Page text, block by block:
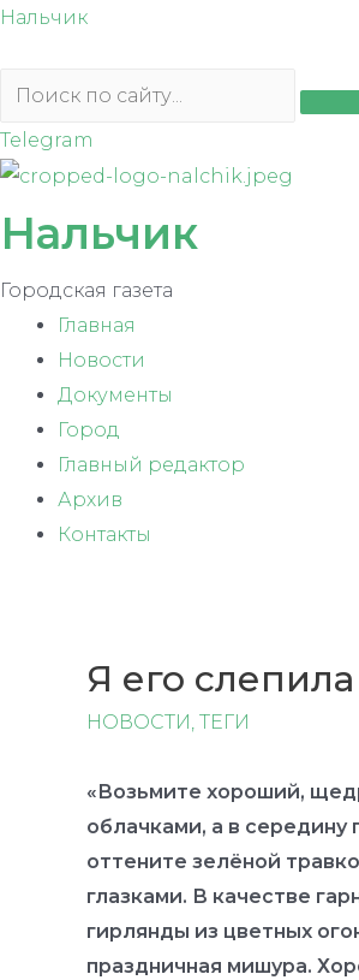
Перейти
содержимому
Нальчик
Telegram
Нальчик
Городская газета
Главная
Новости
Документы
Город
Главный редактор
Архив
Контакты
Я его
НОВОСТИ , ТЕГИ
«Возьмите хороший,
облачками, а в
оттените зелёной
глазками. В качестве
гирлянды из цветных
праздничная мишура.